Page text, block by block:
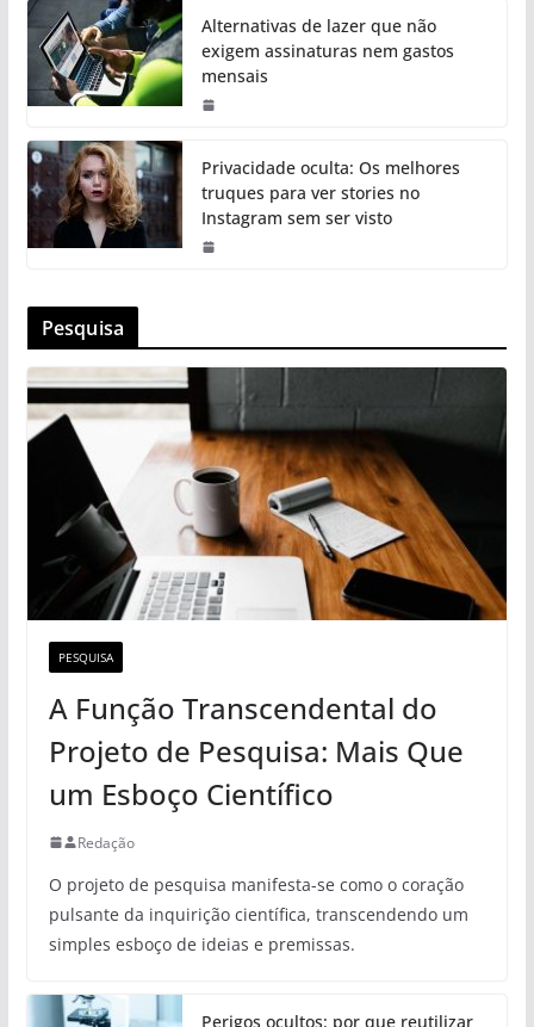
Alternativas de lazer que não
exigem assinaturas nem gastos
mensais
Privacidade oculta: Os melhores
truques para ver stories no
Instagram sem ser visto
Pesquisa
PESQUISA
A Função Transcendental do
Projeto de Pesquisa: Mais Que
um Esboço Científico
Redação
O projeto de pesquisa manifesta-se como o coração
pulsante da inquirição científica, transcendendo um
simples esboço de ideias e premissas.
Perigos ocultos: por que reutilizar